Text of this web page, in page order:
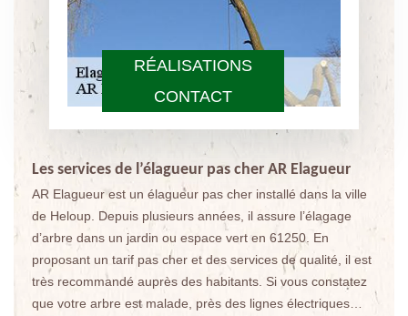
RÉALISATIONS
CONTACT
Les services de l’élagueur pas cher AR Elagueur
AR Elagueur est un élagueur pas cher installé dans la ville
de Heloup. Depuis plusieurs années, il assure l’élagage
d’arbre dans un jardin ou espace vert en 61250. En
proposant un tarif pas cher et des services de qualité, il est
très recommandé auprès des habitants. Si vous constatez
que votre arbre est malade, près des lignes électriques…